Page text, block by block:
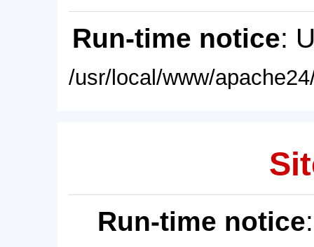
Run-time notice:
/usr/local/www/
Run-time notice